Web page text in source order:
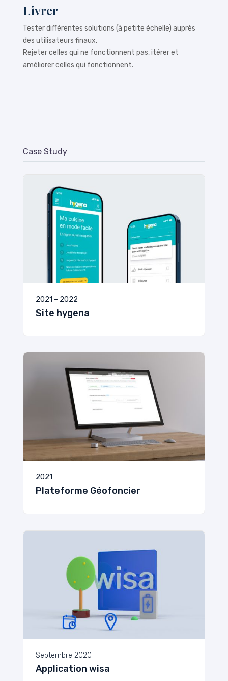
Livrer
Tester différentes solutions (à petite échelle) auprès
des utilisateurs finaux.
Rejeter celles qui ne fonctionnent pas, itérer et
améliorer celles qui fonctionnent.
Case Study
2021 – 2022
Site hygena
2021
Plateforme Géofoncier
Septembre 2020
Application wisa